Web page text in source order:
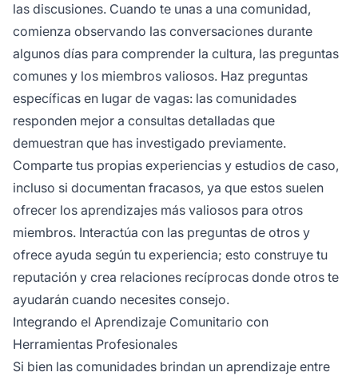
las discusiones. Cuando te unas a una comunidad,
comienza observando las conversaciones durante
algunos días para comprender la cultura, las preguntas
comunes y los miembros valiosos. Haz preguntas
específicas en lugar de vagas: las comunidades
responden mejor a consultas detalladas que
demuestran que has investigado previamente.
Comparte tus propias experiencias y estudios de caso,
incluso si documentan fracasos, ya que estos suelen
ofrecer los aprendizajes más valiosos para otros
miembros. Interactúa con las preguntas de otros y
ofrece ayuda según tu experiencia; esto construye tu
reputación y crea relaciones recíprocas donde otros te
ayudarán cuando necesites consejo.
Integrando el Aprendizaje Comunitario con
Herramientas Profesionales
Si bien las comunidades brindan un aprendizaje entre